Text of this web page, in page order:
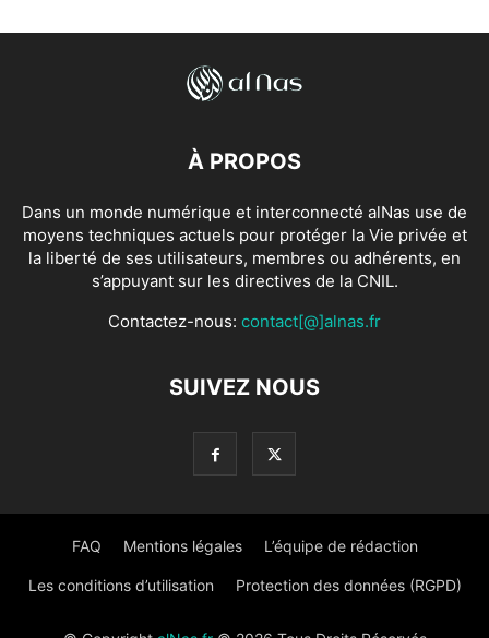
À PROPOS
Dans un monde numérique et interconnecté alNas use de
moyens techniques actuels pour protéger la Vie privée et
la liberté de ses utilisateurs, membres ou adhérents, en
s’appuyant sur les directives de la CNIL.
Contactez-nous: contact[@]alnas.fr
SUIVEZ NOUS
FAQ Mentions légales L’équipe de rédaction
Les conditions d’utilisation Protection des données (RGPD)